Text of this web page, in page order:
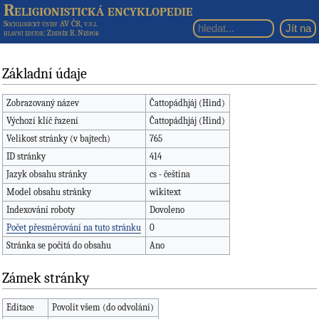
Religionistická encyklopedie
Sociologický ústav AV ČR, v.v.i.
hlavní editor: Zdeněk R. Nešpor
Základní údaje
Zobrazovaný název
Čattopádhjáj (Hind)
Výchozí klíč řazení
Čattopádhjáj (Hind)
Velikost stránky (v bajtech)
765
ID stránky
414
Jazyk obsahu stránky
cs - čeština
Model obsahu stránky
wikitext
Indexování roboty
Dovoleno
Počet přesměrování na tuto stránku
0
Stránka se počítá do obsahu
Ano
Zámek stránky
Editace Povolit všem (do odvolání)